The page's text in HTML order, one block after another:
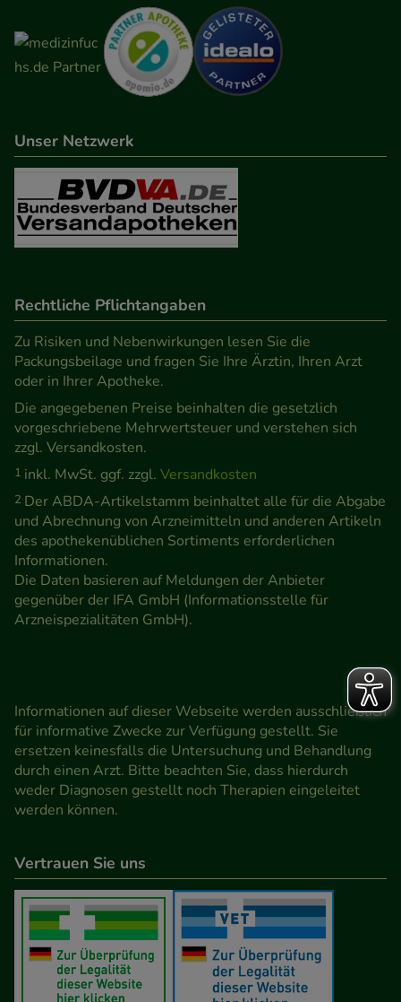
Verhaltensweisen (z.B. Spracheinstellung)
anzupassen. Komfort-Cookies ermöglichen es uns
auch auf Ihre Bedürfnisse zugeschrittene Inhalte
anzuzeigen und unser Partnerprogramm zu
Statistik & Tracking:Hierüber lassen sich
Informationen über die Art und Weise der Nutzung
unserer Website sammeln, mit deren Hilfe wir
unsere Website weiter für Sie optimieren können,
den Inhalt auf unserer Website aber auch die
zu gestalten. Bitte beachten Sie, dass Daten hierfür
teilweise an Dritte wie z.B. Google oder soziale
Medien übertragen werden.
Unser Netzwerk
Rechtliche Pflichtangaben
Zu Risiken und Nebenwirkungen lesen Sie die
Packungsbeilage und fragen Sie Ihre Ärztin, Ihren Arzt
oder in Ihrer Apotheke.
Die angegebenen Preise beinhalten die gesetzlich
vorgeschriebene Mehrwertsteuer und verstehen sich
zzgl. Versandkosten.
1 inkl. MwSt. ggf. zzgl. Versandkosten
2 Der ABDA-Artikelstamm beinhaltet alle für die Abgabe
und Abrechnung von Arzneimitteln und anderen Artikeln
des apothekenüblichen Sortiments erforderlichen
Informationen.
Die Daten basieren auf Meldungen der Anbieter
gegenüber der IFA GmbH (Informationsstelle für
Arzneispezialitäten GmbH).
Informationen auf dieser Webseite werden ausschließlich
für informative Zwecke zur Verfügung gestellt. Sie
ersetzen keinesfalls die Untersuchung und Behandlung
durch einen Arzt. Bitte beachten Sie, dass hierdurch
weder Diagnosen gestellt noch Therapien eingeleitet
werden können.
Vertrauen Sie uns